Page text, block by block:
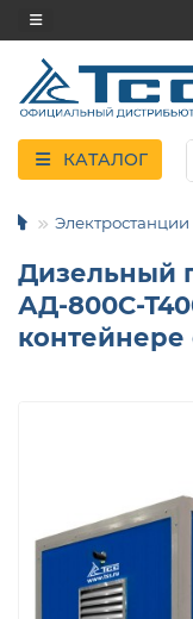
КАТАЛОГ
Электростанции
Дизельный
АД-800С-
контейнере